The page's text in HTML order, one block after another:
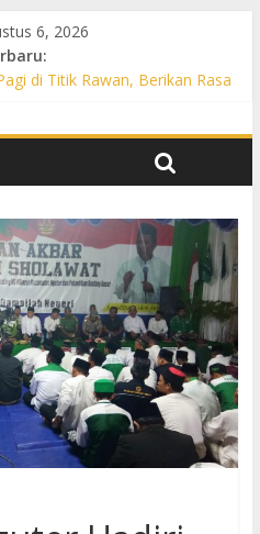
6, 2026
di Titik Rawan, Berikan Rasa
Gaktibplin di Polsek Polokarto,
Edukasi Warga Cegah
Liar
Bantu Penyeberangan
Lalu Lintas